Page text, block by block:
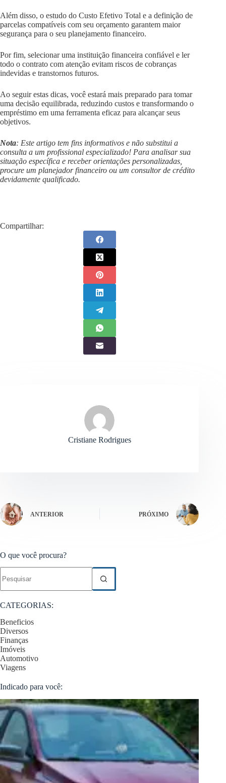
Além disso, o estudo do Custo Efetivo Total e a definição de
parcelas compatíveis com seu orçamento garantem maior
segurança para o seu planejamento financeiro.
Por fim, selecionar uma instituição financeira confiável e ler
todo o contrato com atenção evitam riscos de cobranças
indevidas e transtornos futuros.
Ao seguir estas dicas, você estará mais preparado para tomar
uma decisão equilibrada, reduzindo custos e transformando o
empréstimo em uma ferramenta eficaz para alcançar seus
objetivos.
Nota: Este artigo tem fins informativos e não substitui a
consulta a um profissional especializado! Para analisar sua
situação específica e receber orientações personalizadas,
procure um planejador financeiro ou um consultor de crédito
devidamente qualificado.
Compartilhar:
Cristiane Rodrigues
ANTERIOR PRÓXIMO
O que você procura?
resultados
CATEGORIAS:
Beneficios
Diversos
Finanças
Imóveis
Automotivo
Viagens
Indicado para você: